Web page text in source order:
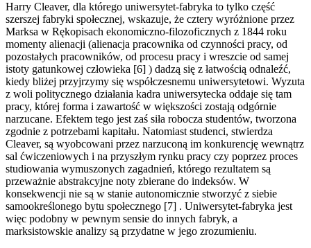
Harry Cleaver, dla którego uniwersytet-fabryka to tylko część
szerszej fabryki społecznej, wskazuje, że cztery wyróżnione przez
Marksa w Rękopisach ekonomiczno-filozoficznych z 1844 roku
momenty alienacji (alienacja pracownika od czynności pracy, od
pozostałych pracowników, od procesu pracy i wreszcie od samej
istoty gatunkowej człowieka [6] ) dadzą się z łatwością odnaleźć,
kiedy bliżej przyjrzymy się współczesnemu uniwersytetowi. Wyzuta
z woli politycznego działania kadra uniwersytecka oddaje się tam
pracy, której forma i zawartość w większości zostają odgórnie
narzucane. Efektem tego jest zaś siła robocza studentów, tworzona
zgodnie z potrzebami kapitału. Natomiast studenci, stwierdza
Cleaver, są wyobcowani przez narzuconą im konkurencję wewnątrz
sal ćwiczeniowych i na przyszłym rynku pracy czy poprzez proces
studiowania wymuszonych zagadnień, którego rezultatem są
przeważnie abstrakcyjne noty zbierane do indeksów. W
konsekwencji nie są w stanie autonomicznie stworzyć z siebie
samookreślonego bytu społecznego [7] . Uniwersytet-fabryka jest
więc podobny w pewnym sensie do innych fabryk, a
marksistowskie analizy są przydatne w jego zrozumieniu.